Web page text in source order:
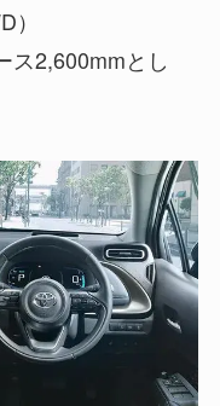
ス2,600mmとし